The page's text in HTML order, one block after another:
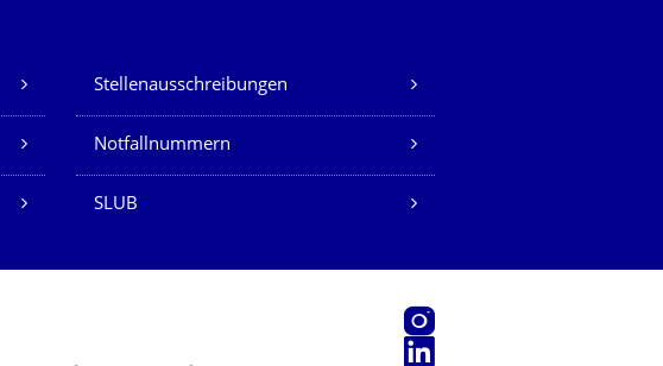
Stellenausschreibungen
Notfallnummern
SLUB
Instagram
LinkedIn